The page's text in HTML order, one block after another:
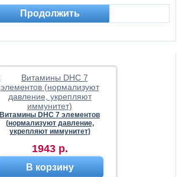
Продолжить
Витамины DHC 7 элементов
(нормализуют давление,
укрепляют иммунитет)
1943 р.
В корзину